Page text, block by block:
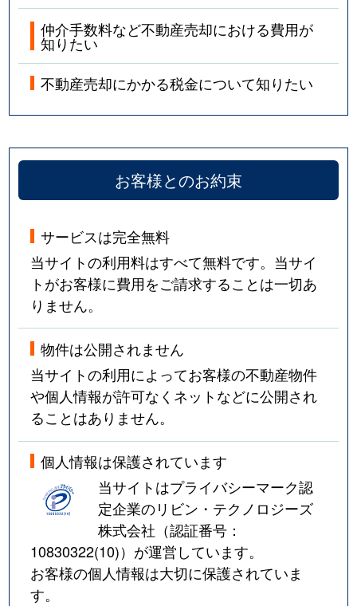
仲介手数料など不動産売却における費用が
知りたい
不動産売却にかかる税金について知りたい
お客様とのお約束
サービスは完全無料
当サイトの利用料はすべて無料です。当サイ
トがお客様に費用をご請求することは一切あ
りません。
物件は公開されません
当サイトの利用によってお客様の不動産物件
や個人情報が許可なくネットなどに公開され
ることはありません。
個人情報は保護されています
当サイトはプライバシーマーク認
定企業のリビン・テクノロジーズ
株式会社（認証番号：
10830322(10)）が運営しています。
お客様の個人情報は大切に保護されていま
す。